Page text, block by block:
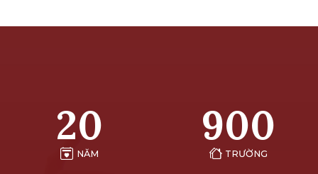
20
NĂM
900
TRƯỜNG